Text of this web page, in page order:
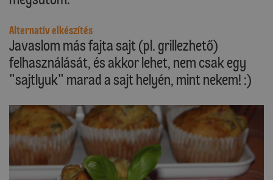
Alternatív elkészítés
Javaslom más fajta sajt (pl. grillezhető)
felhasználását, és akkor lehet, nem csak egy
"sajtlyuk" marad a sajt helyén, mint nekem! :)